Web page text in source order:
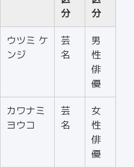
分
分
ウツミ ケ
ンジ
芸
名
男
性
俳
優
カワナミ
ヨウコ
芸
名
女
性
俳
優